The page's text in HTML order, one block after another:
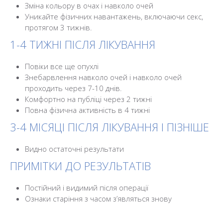
Зміна кольору в очах і навколо очей
Уникайте фізичних навантажень, включаючи секс,
протягом 3 тижнів.
1-4 ТИЖНІ ПІСЛЯ ЛІКУВАННЯ
Повіки все ще опухлі
Знебарвлення навколо очей і навколо очей
проходить через 7-10 днів.
Комфортно на публіці через 2 тижні
Повна фізична активність в 4 тижні
3-4 МІСЯЦІ ПІСЛЯ ЛІКУВАННЯ І ПІЗНІШЕ
Видно остаточні результати
ПРИМІТКИ ДО РЕЗУЛЬТАТІВ
Постійний і видимий після операції
Ознаки старіння з часом з’являться знову